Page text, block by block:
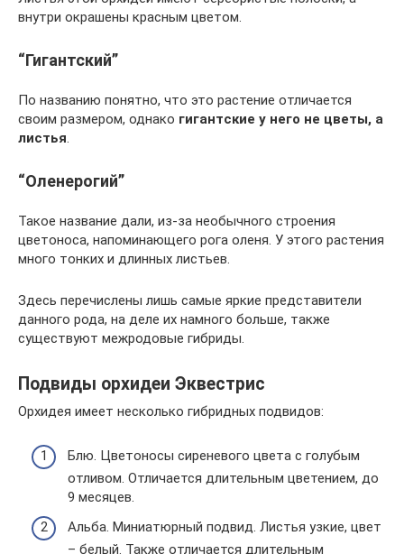
внутри окрашены красным цветом.
“Гигантский”
По названию понятно, что это растение отличается
своим размером, однако гигантские у него не цветы, а
листья.
“Оленерогий”
Такое название дали, из-за необычного строения
цветоноса, напоминающего рога оленя. У этого растения
много тонких и длинных листьев.
Здесь перечислены лишь самые яркие представители
данного рода, на деле их намного больше, также
существуют межродовые гибриды.
Подвиды орхидеи Эквестрис
Орхидея имеет несколько гибридных подвидов:
Блю. Цветоносы сиреневого цвета с голубым
отливом. Отличается длительным цветением, до
9 месяцев.
Альба. Миниатюрный подвид. Листья узкие, цвет
– белый. Также отличается длительным